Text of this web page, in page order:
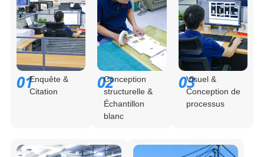
01Enquête &
Citation
02
Conception
structurelle &
Échantillon
blanc
03Visuel &
Conception de
processus